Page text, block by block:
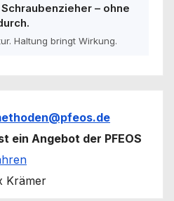
– ohne
Haltung bringt Wirkung.
ein Angebot der PFEOS
Krämer